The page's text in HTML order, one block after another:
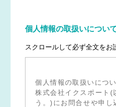
個人情報の取扱いについ
スクロールして必ず全文をお
個人情報の取扱いにつ
株式会社イクスポート(
う。)にお問合せや申し